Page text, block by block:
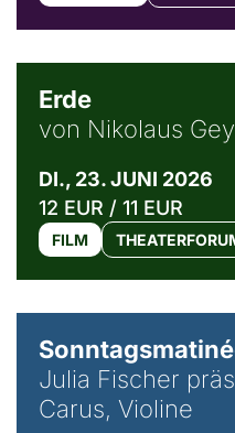
Erde
von Nikolaus
DI., 23. JUNI 2026
12 EUR / 11 EUR
FILM
Julia Fischer
Carus, Violine